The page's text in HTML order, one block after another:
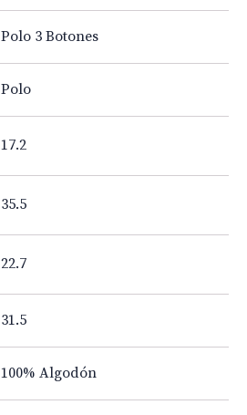
Polo 3 Botones
Polo
17.2
35.5
22.7
31.5
100% Algodón